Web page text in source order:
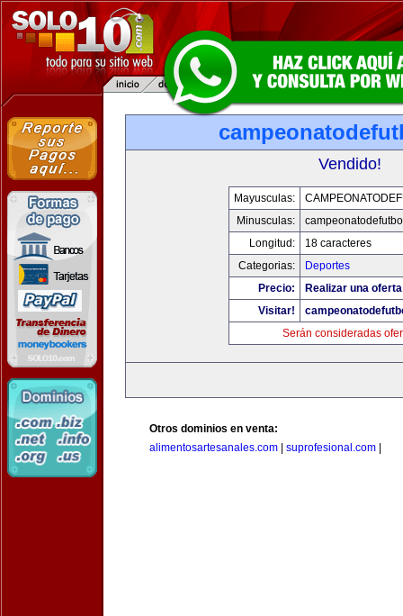
Vendido!
Mayusculas:
Minusculas:
Longitud:
18 caracteres
Categorias:
Deportes
Precio:
Realizar una
Visitar!
Serán consideradas
Otros dominios en venta:
alimentosartesanales.com
suprofesional.com